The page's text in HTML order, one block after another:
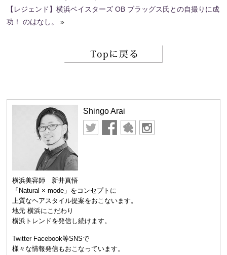
【レジェンド】横浜ベイスターズ OB ブラッグス氏との自撮りに成
功！ のはなし。
»
Shingo Arai
横浜美容師 新井真悟
「Natural × mode」をコンセプトに
上質なヘアスタイル提案をおこないます。
地元 横浜にこだわり
横浜トレンドを発信し続けます。
Twitter Facebook等SNSで
様々な情報発信もおこなっています。